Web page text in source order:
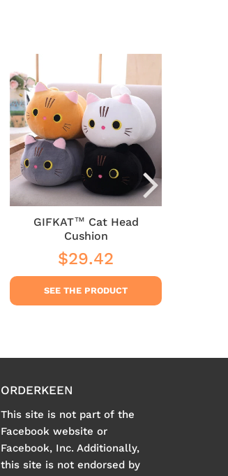
GIFKAT™ Cat Head
Cushion
Regular
price
$29.42
SEE THE PRODUCT
ORDERKEEN
This site is not part of the
Facebook website or
Facebook, Inc. Additionally,
this site is not endorsed by